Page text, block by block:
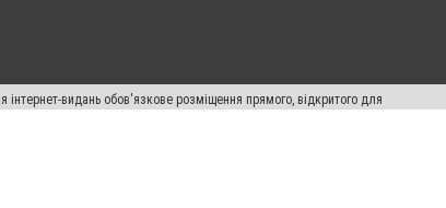
видань обов'язкове розміщення прямого, відкритого для